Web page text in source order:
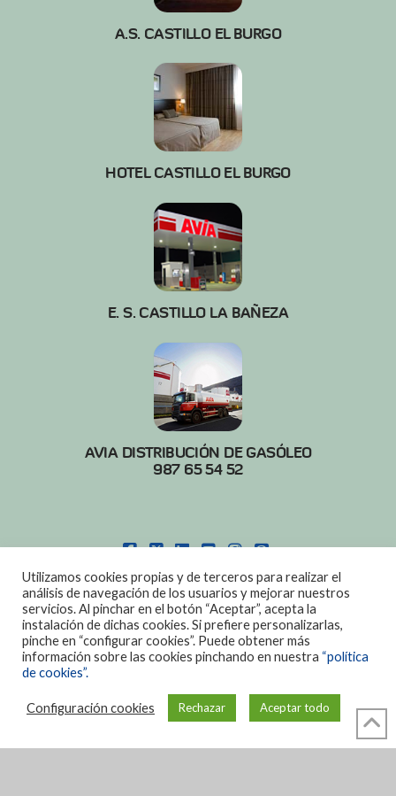
A.S. CASTILLO EL BURGO
HOTEL CASTILLO EL BURGO
E. S. CASTILLO LA BAÑEZA
AVIA DISTRIBUCIÓN DE GASÓLEO
987 65 54 52
POLITICA DE COOKIES|AVISO LEGAL
DISEÑO: DIAN SISTEMAS
Utilizamos cookies propias y de terceros para realizar el
análisis de navegación de los usuarios y mejorar nuestros
servicios. Al pinchar en el botón “Aceptar”, acepta la
instalación de dichas cookies. Si prefiere personalizarlas,
pinche en “configurar cookies”. Puede obtener más
información sobre las cookies pinchando en nuestra “política
de cookies”.
Configuración cookies Rechazar Aceptar todo